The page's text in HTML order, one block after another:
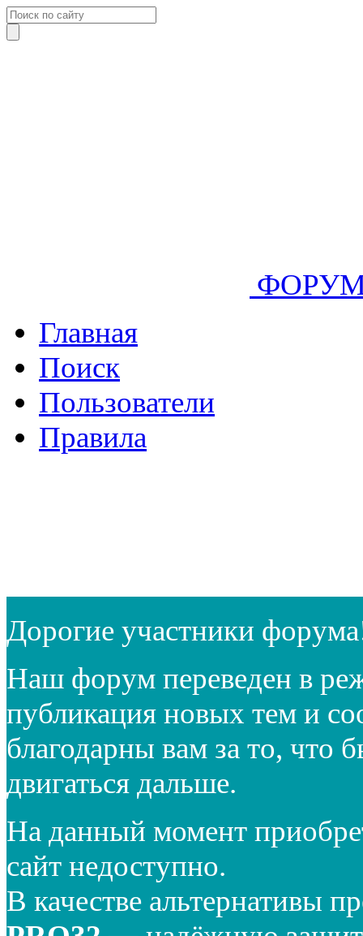
Главная
Поиск
Пользователи
Правила
Дорогие участники
Наш форум переведен в
публикация новых тем и
благодарны вам за то, что
двигаться дальше.
На данный момент
сайт недоступно.
В качестве альтернативы